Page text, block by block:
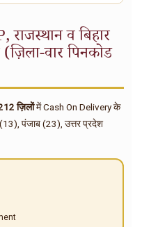
राजस्थान व बिहार
वार पिनकोड
ज़िलोंमें Cash On Delivery के
(13), पंजाब (23), उत्तर प्रदेश